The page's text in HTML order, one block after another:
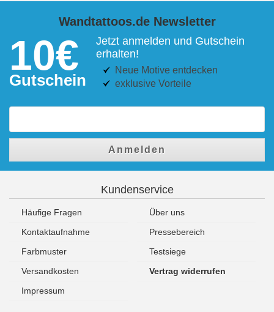
Wandtattoos.de Newsletter
10€
Gutschein
Jetzt anmelden und Gutschein
erhalten!
Neue Motive entdecken
exklusive Vorteile
Anmelden
Kundenservice
Häufige Fragen
Über uns
Kontaktaufnahme
Pressebereich
Farbmuster
Testsiege
Versandkosten
Vertrag widerrufen
Impressum